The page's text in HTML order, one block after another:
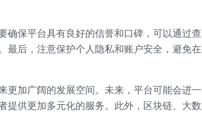
保平台具有良好的信誉和口碑，可以通过
后，注意保护个人隐私和账户安全，避免在
加广阔的发展空间。未来，平台可能会进
供更加多元化的服务。此外，区块链、大